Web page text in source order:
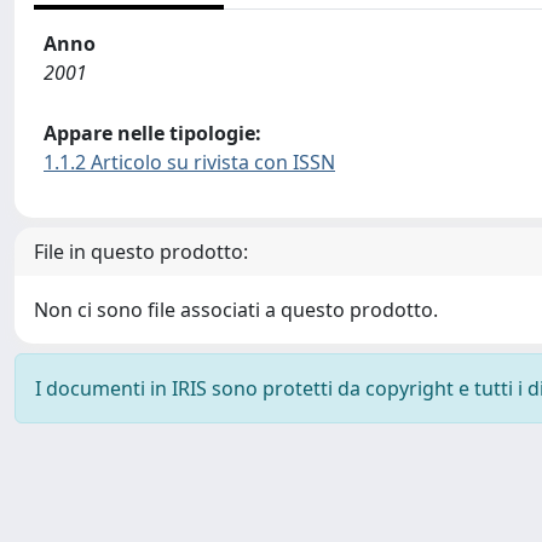
Anno
2001
Appare nelle tipologie:
1.1.2 Articolo su rivista con ISSN
File in questo prodotto:
Non ci sono file associati a questo prodotto.
I documenti in IRIS sono protetti da copyright e tutti i